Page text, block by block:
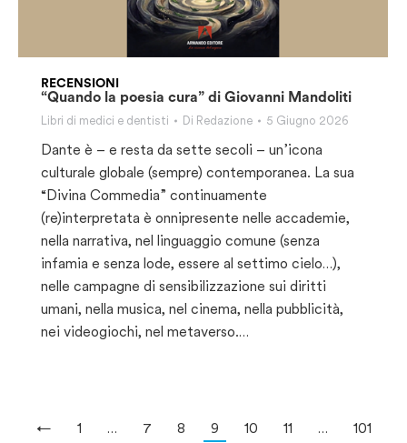
RECENSIONI
“Quando la poesia cura” di Giovanni Mandoliti
Libri di medici e dentisti Di Redazione 5 Giugno 2026
Dante è – e resta da sette secoli – un’icona
culturale globale (sempre) contemporanea. La sua
“Divina Commedia” continuamente
(re)interpretata è onnipresente nelle accademie,
nella narrativa, nel linguaggio comune (senza
infamia e senza lode, essere al settimo cielo…),
nelle campagne di sensibilizzazione sui diritti
umani, nella musica, nel cinema, nella pubblicità,
nei videogiochi, nel metaverso.…
← 1 … 7 8 9 10 11 … 101